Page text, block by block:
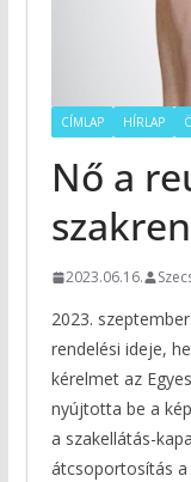
CÍMLAP HÍRLAP
Nő a
2023.06.16.
2023.
rendelési ideje,
kérelmet az
nyújtotta be a
a szakellátás-
átcsoportosítás a